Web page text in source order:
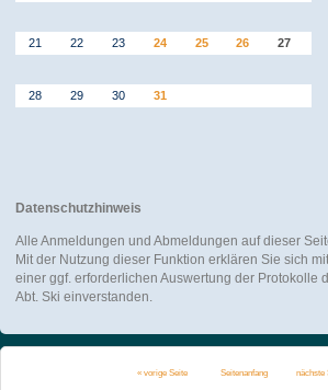
21 22 23 24 25 26 27
28 29 30 31
Datenschutzhinweis
Alle Anmeldungen und Abmeldungen auf dieser
Mit der Nutzung dieser Funktion erklären Sie sich
einer ggf. erforderlichen Auswertung der Protokolle
Abt. Ski einverstanden.
« vorige Seite Seitenanfang nächste